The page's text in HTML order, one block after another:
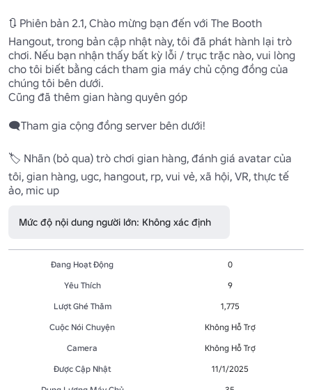
🔃 Phiên bản 2.1, Chào mừng bạn đến với The Booth
Hangout, trong bản cập nhật này, tôi đã phát hành lại trò
chơi. Nếu bạn nhận thấy bất kỳ lỗi / trục trặc nào, vui lòng
cho tôi biết bằng cách tham gia máy chủ cộng đồng của
chúng tôi bên dưới.
Cũng đã thêm gian hàng quyên góp
🗨️Tham gia cộng đồng server bên dưới!
🏷️ Nhãn (bỏ qua) trò chơi gian hàng, đánh giá avatar của
tôi, gian hàng, ugc, hangout, rp, vui vẻ, xã hội, VR, thực tế
ảo, mic up
Mức độ nội dung người lớn: Không xác định
Đang Hoạt Động
0
Yêu Thích
9
Lượt Ghé Thăm
1,775
Cuộc Nói Chuyện
Không Hỗ Trợ
Camera
Không Hỗ Trợ
Được Cập Nhật
11/1/2025